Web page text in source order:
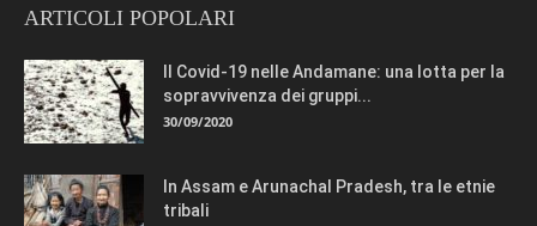
ARTICOLI POPOLARI
Il Covid-19 nelle Andamane: una lotta per la
sopravvivenza dei gruppi...
30/09/2020
In Assam e Arunachal Pradesh, tra le etnie
tribali